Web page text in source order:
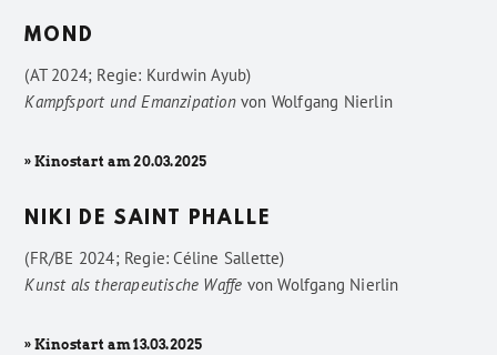
MOND
(AT 2024; Regie: Kurdwin Ayub)
Kampfsport und Emanzipationvon Wolfgang Nierlin
» Kinostart am 20.03.2025
NIKI DE SAINT PHALLE
(FR/BE 2024; Regie: Céline Sallette)
Kunst als therapeutische Waffe vonWolfgang Nierlin
» Kinostart am 13.03.2025